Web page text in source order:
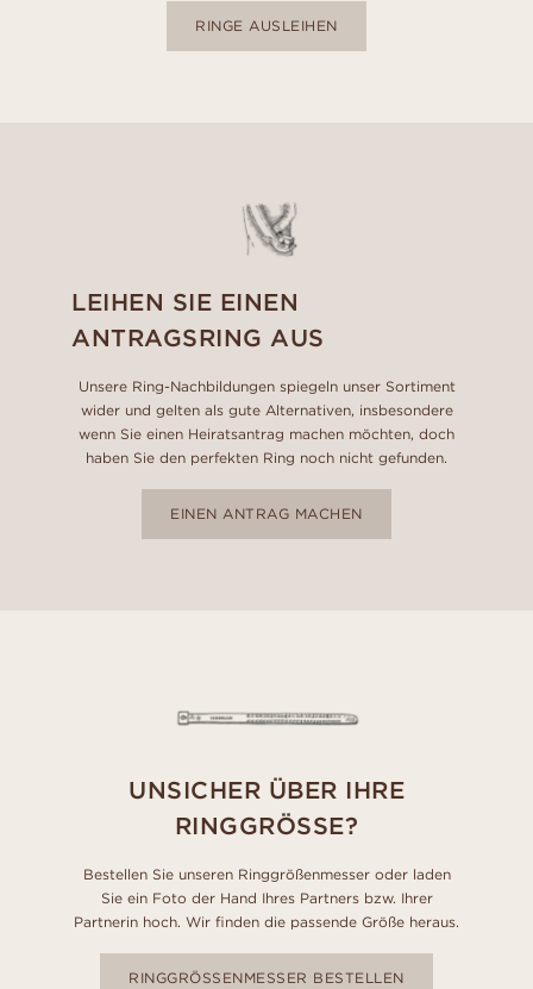
RINGE AUSLEIHEN
LEIHEN SIE EINEN
ANTRAGSRING AUS
Unsere Ring-Nachbildungen spiegeln unser Sortiment
wider und gelten als gute Alternativen, insbesondere
wenn Sie einen Heiratsantrag machen möchten, doch
haben Sie den perfekten Ring noch nicht gefunden.
EINEN ANTRAG MACHEN
UNSICHER ÜBER IHRE
RINGGRÖSSE?
Bestellen Sie unseren Ringgrößenmesser oder laden
Sie ein Foto der Hand Ihres Partners bzw. Ihrer
Partnerin hoch. Wir finden die passende Größe heraus.
RINGGRÖSSENMESSER BESTELLEN